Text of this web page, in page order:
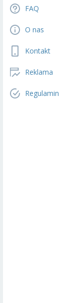
FAQ
O nas
Kontakt
Reklama
Regulamin